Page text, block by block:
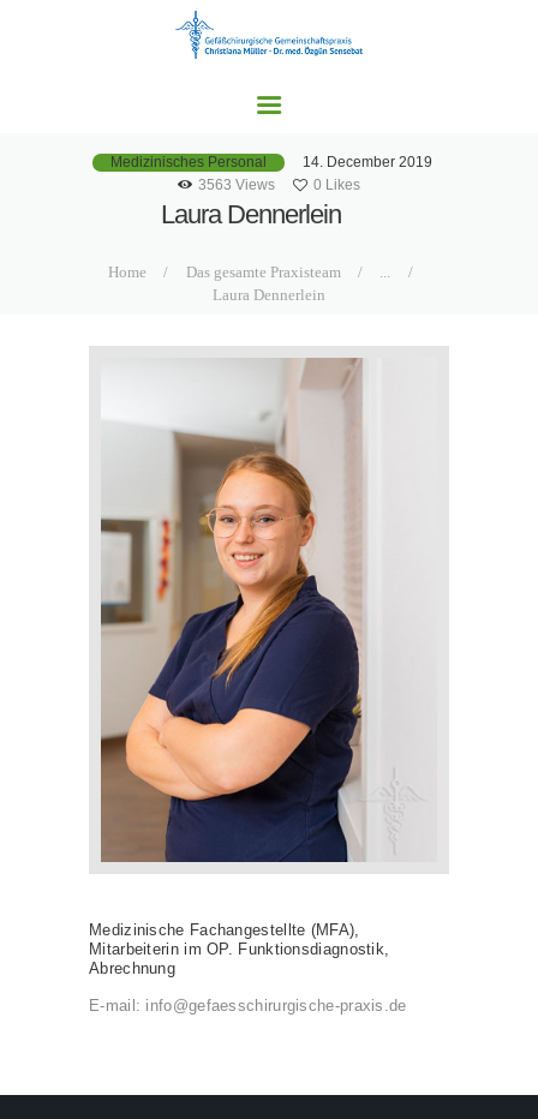
Medizinisches Personal
14. December 2019
3563 Views 0 Likes
Laura Dennerlein
Home Das gesamte Praxisteam
...
Laura Dennerlein
UNSERE PRAXEN
LEISTUNGSSPEKTRU
AKTUELLES
KONTAKT
Medizinische Fachangestellte (MFA),
Mitarbeiterin im OP. Funktionsdiagnostik,
Abrechnung
E-mail: info@gefaesschirurgische-praxis.de